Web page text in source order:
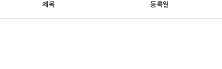
제목 등록일